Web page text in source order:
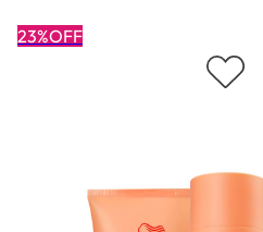
23%OFF